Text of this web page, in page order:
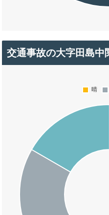
交通事故の大字田島中